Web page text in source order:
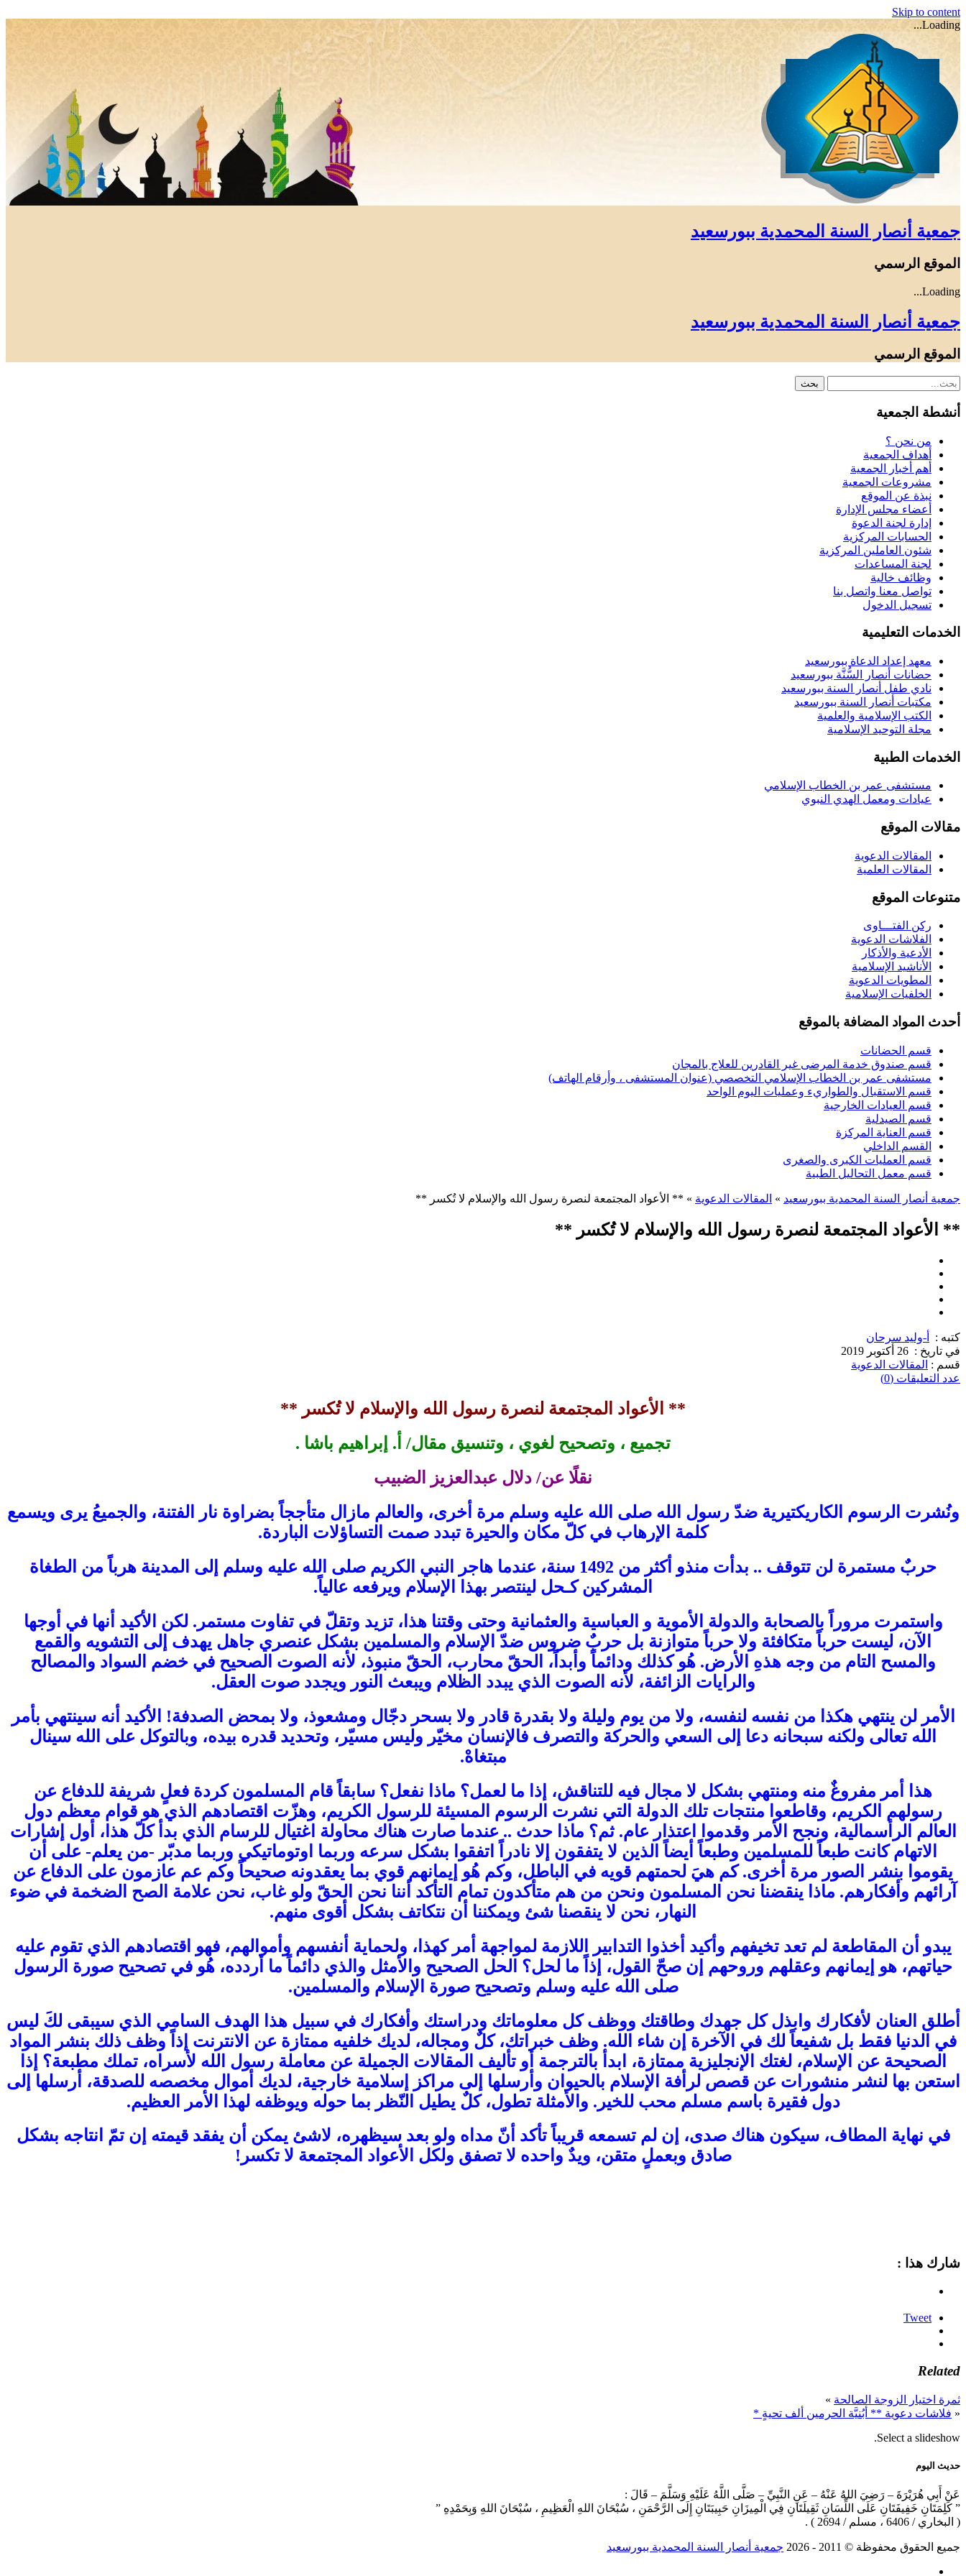
Skip to content
Loading...
جمعية أنصار السنة المحمدية ببورسعيد
الموقع الرسمي
Loading...
جمعية أنصار السنة المحمدية ببورسعيد
الموقع الرسمي
أنشطة الجمعية
من نحن ؟
أهداف الجمعية
أهم أخبار الجمعية
مشروعات الجمعية
نبذة عن الموقع
أعضاء مجلس الإدارة
إدارة لجنة الدعوة
الحسابات المركزية
شئون العاملين المركزية
لجنة المساعدات
وظائف خالية
تواصل معنا واتصل بنا
تسجيل الدخول
الخدمات التعليمية
معهد إعداد الدعاة ببورسعيد
حضانات أنصار السُّنَّة ببورسعيد
نادي طفل أنصار السنة ببورسعيد
مكتبات أنصار السنة ببورسعيد
الكتب الإسلامية والعلمية
مجلة التوحيد الإسلامية
الخدمات الطبية
مستشفى عمر بن الخطاب الإسلامي
عيادات ومعمل الهدي النبوي
مقالات الموقع
المقالات الدعوية
المقالات العلمية
متنوعات الموقع
ركن الفتـــاوى
الفلاشات الدعوية
الأدعية والأذكار
الأناشيد الإسلامية
المطويات الدعوية
الخلفيات الإسلامية
أحدث المواد المضافة بالموقع
قسم الحضانات
قسم صندوق خدمة المرضى غير القادرين للعلاج بالمجان
مستشفى عمر بن الخطاب الإسلامي التخصصي (عنوان المستشفى ، وأرقام الهاتف)
قسم الاستقبال والطواريء وعمليات اليوم الواحد
قسم العيادات الخارجية
قسم الصيدلية
قسم العناية المركزة
القسم الداخلي
قسم العمليات الكبرى والصغرى
قسم معمل التحاليل الطبية
جمعية أنصار السنة المحمدية ببورسعيد » المقالات الدعوية » ** الأعواد المجتمعة لنصرة رسول الله والإسلام لا تُكسر **
** الأعواد المجتمعة لنصرة رسول الله والإسلام لا تُكسر **
كتبه :
أ-وليد سرحان
في تاريخ : 26 أكتوبر 2019
قسم : المقالات الدعوية
عدد التعليقات (0)
** الأعواد المجتمعة لنصرة رسول الله والإسلام لا تُكسر **
تجميع ، وتصحيح لغوي ، وتنسيق مقال/ أ. إبراهيم باشا .
نقلًا عن/ دلال عبدالعزيز الضبيب
ونُشرت الرسوم الكاريكتيرية ضدّ رسول الله صلى الله عليه وسلم مرة أخرى، والعالم مازال متأججاً بضراوة نار الفتنة، والجميعُ يرى ويسمع
كلمة الإرهاب في كلّ مكان والحيرة تبدد صمت التساؤلات الباردة.
حربٌ مستمرة لن تتوقف .. بدأت منذو أكثر من 1492 سنة، عندما هاجر النبي الكريم صلى الله عليه وسلم إلى المدينة هرباً من الطغاة
المشركين كـحل لينتصر بهذا الإسلام ويرفعه عالياً.
واستمرت مروراً بالصحابة والدولة الأموية و العباسية والعثمانية وحتى وقتنا هذا، تزيد وتقلّ في تفاوت مستمر. لكن الأكيد أنها في أوجها
الآن، ليست حرباً متكافئة ولا حرباً متوازنة بل حربٌ ضروس ضدّ الإسلام والمسلمين بشكل عنصري جاهل يهدف إلى التشويه والقمع
والمسح التام من وجه هذهِ الأرض. هُو كذلك ودائماً وأبداً، الحقّ محارب، الحقّ منبوذ، لأنه الصوت الصحيح في خضم السواد والمصالح
والرايات الزائفة، لأنه الصوت الذي يبدد الظلام ويبعث النور ويجدد صوت العقل.
الأمر لن ينتهي هكذا من نفسه لنفسه، ولا من يوم وليلة ولا بقدرة قادر ولا بسحر دجّال ومشعوذ، ولا بمحض الصدفة! الأكيد أنه سينتهي بأمر
الله تعالى ولكنه سبحانه دعا إلى السعي والحركة والتصرف فالإنسان مخيّر وليس مسيّر، وتحديد قدره بيده، وبالتوكل على الله سينال
مبتغاهْ.
هذا أمر مفروغٌ منه ومنتهي بشكل لا مجال فيه للتناقش، إذا ما لعمل؟ ماذا نفعل؟ سابقاً قام المسلمون كردة فعلٍ شريفة للدفاع عن
رسولهم الكريم، وقاطعوا منتجات تلك الدولة التي نشرت الرسوم المسيئة للرسول الكريم، وهزّت اقتصادهم الذي هو قوام معظم دول
العالم الرأسمالية، ونجح الأمر وقدموا اعتذار عام. ثم؟ ماذا حدث .. عندما صارت هناك محاولة اغتيال للرسام الذي بدأ كلّ هذا، أول إشارات
الاتهام كانت طبعاً للمسلمين وطبعاً أيضاً الذين لا يتفقون إلا نادراً اتفقوا بشكل سرعه وربما اوتوماتيكي وربما مدبّر -من يعلم- على أن
يقوموا بنشر الصور مرة أخرى. كم هيَ لحمتهم قويه في الباطل، وكم هُو إيمانهم قوي بما يعقدونه صحيحاً وكم عم عازمون على الدفاع عن
آرائهم وأفكارهم. ماذا ينقضنا نحن المسلمون ونحن من هم متأكدون تمام التأكد أننا نحن الحقّ ولو غاب، نحن علامة الصح الضخمة في ضوء
النهار، نحن لا ينقصنا شئ ويمكننا أن نتكاتف بشكل أقوى منهم.
يبدو أن المقاطعة لم تعد تخيفهم وأكيد أخذوا التدابير اللازمة لمواجهة أمر كهذا، ولحماية أنفسهم وأموالهم، فهو اقتصادهم الذي تقوم عليه
حياتهم، هو إيمانهم وعقلهم وروحهم إن صحّ القول، إذاً ما لحل؟ الحل الصحيح والأمثل والذي دائماً ما أردده، هُو في تصحيح صورة الرسول
صلى الله عليه وسلم وتصحيح صورة الإسلام والمسلمين.
أطلق العنان لأفكارك وابذل كل جهدك وطاقتك ووظف كل معلوماتك ودراستك وأفكارك في سبيل هذا الهدف السامي الذي سيبقى لكَ ليس
في الدنيا فقط بل شفيعاً لك في الآخرة إن شاء الله. وظف خبراتك، كلٌ ومجاله، لديك خلفيه ممتازة عن الانترنت إذاً وظف ذلك بنشر المواد
الصحيحة عن الإسلام، لغتك الإنجليزية ممتازة، ابدأ بالترجمة أو تأليف المقالات الجميلة عن معاملة رسول الله لأسراه، تملك مطبعة؟ إذا
استعن بها لنشر منشورات عن قصص لرأفة الإسلام بالحيوان وأرسلها إلى مراكز إسلامية خارجية، لديك أموال مخصصه للصدقة، أرسلها إلى
دول فقيرة باسم مسلم محب للخير. والأمثلة تطول، كلٌ يطيل النّظر بما حوله ويوظفه لهذا الأمر العظيم.
في نهاية المطاف، سيكون هناك صدى، إن لم تسمعه قريباً تأكد أنّ مداه ولو بعد سيظهره، لاشئ يمكن أن يفقد قيمته إن تمّ انتاجه بشكل
صادق وبعملٍ متقن، ويدٌ واحده لا تصفق ولكل الأعواد المجتمعة لا تكسر!
شارك هذا :
Tweet
Related
ثمرة اختيار الزوجة الصالحة »
« فلاشات دعوية ** أبُنيَّة الحرمين ألف تحيةٍ *
Select a slideshow.
حديث اليوم
عَنْ أَبِي هُرَيْرَةَ – رَضِيَ اللهُ عَنْهُ – عَنِ النَّبِيِّ – صَلَّى اللَّهُ عَلَيْهِ وَسَلَّمَ – قَالَ :
” كَلِمَتَانِ خَفِيفَتَانِ عَلَى اللِّسَانِ ثَقِيلَتَانِ فِي الْمِيزَانِ حَبِيبَتَانِ إِلَى الرَّحْمَنِ ، سُبْحَانَ اللهِ الْعَظِيمِ ، سُبْحَانَ اللهِ وَبِحَمْدِهِ ”
( البخاري / 6406 ، مسلم / 2694 ) .
جميع الحقوق محفوظة © 2011 ‐ 2026 جمعية أنصار السنة المحمدية ببورسعيد